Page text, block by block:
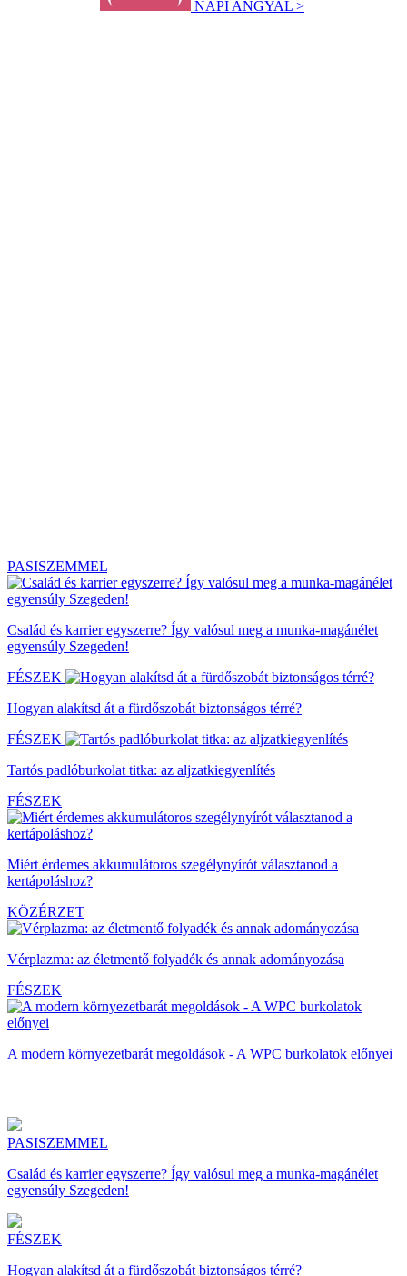
NAPI ANGYAL >
PASISZEMMEL
Család és karrier egyszerre? Így valósul meg a munka-magánélet
egyensúly Szegeden!
FÉSZEK
Hogyan alakítsd át a fürdőszobát biztonságos térré?
FÉSZEK
Tartós padlóburkolat titka: az aljzatkiegyenlítés
FÉSZEK
Miért érdemes akkumulátoros szegélynyírót választanod a
kertápoláshoz?
KÖZÉRZET
Vérplazma: az életmentő folyadék és annak adományozása
FÉSZEK
A modern környezetbarát megoldások - A WPC burkolatok előnyei
PASISZEMMEL
Család és karrier egyszerre? Így valósul meg a munka-magánélet
egyensúly Szegeden!
FÉSZEK
Hogyan alakítsd át a fürdőszobát biztonságos térré?